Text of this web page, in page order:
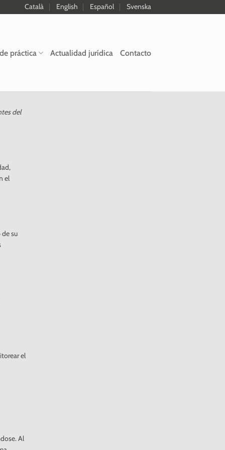
Català English Español Svenska
práctica Actualidad jurídica Contacto
del
el
su
el
Al